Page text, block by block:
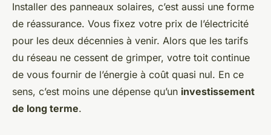
Installer des panneaux solaires, c’est aussi une forme
de réassurance. Vous fixez votre prix de l’électricité
pour les deux décennies à venir. Alors que les tarifs
du réseau ne cessent de grimper, votre toit continue
de vous fournir de l’énergie à coût quasi nul. En ce
sens, c’est moins une dépense qu’un investissement
de long terme.